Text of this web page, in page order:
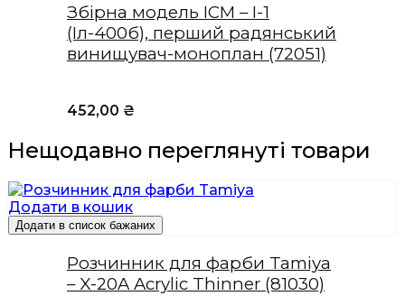
Збірна модель ICM – І-1
(Іл-400б), перший радянський
винищувач-моноплан (72051)
452,00 ₴
Нещодавно переглянуті товари
Додати в кошик
Додати в список бажаних
Розчинник для фарби Tamiya
– X-20A Acrylic Thinner (81030)